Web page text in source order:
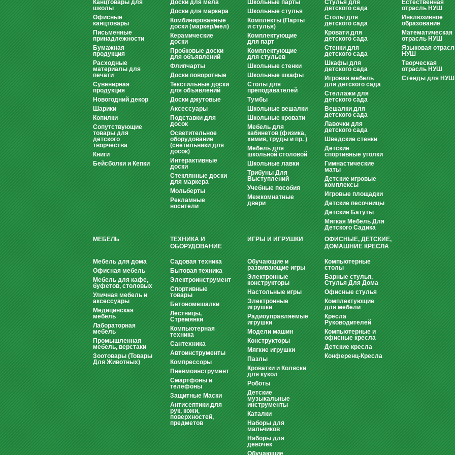
Канцтовары для
школы
Офисные
канцтовары
Письменные
принадлежности
Бумажная
продукция
Расходные
материалы для
печати
Сувенирная
продукция
Новогодний декор
Шарики
Копилки
Сопутствующие
товары для
детского
творчества
Книги
Бейсболки и Кепки
Доски для мела
Доски для маркера
Комбинированные
доски (маркер/мел)
Керамические
доски
Пробковые доски
для объявлений
Флипчарты
Доски поворотные
Текстильные доски
для объявлений
Доски джутовые
Аксессуары
Подставки для
досок
Осветительное
оборудование
(светильники для
досок)
Интерактивные
доски
Стеклянные доски
для маркера
Мольберты
Рекламные
носители
Школьные парты
Школьные стулья
Комплекты (Парты
и стулья)
Комплектующие
для парт
Комплектующие
для стульев
Школьные стенки
Школьные шкафы
Столы для
преподавателей
Тумбы
Школьные вешалки
Школьные кровати
Мебель для
кабинетов (физика,
химия, труды и пр. )
Мебель для
школьной столовой
Школьные лавки
Трибуны Для
Выступлений
Учебные пособия
Межкомнатные
двери
Стулья для
детского сада
Столы для
детского сада
Кровати для
детского сада
Стенки для
детского сада
Шкафы для
детского сада
Игровая мебель
для детского сада
Стеллажи для
детского сада
Вешалки для
детского сада
Лавочки для
детского сада
Шведские стенки
Детские
спортивные уголки
Гимнастические
маты
Детские игровые
комплексы
Игровые площадки
Детские песочницы
Детские Батуты
Мягкая Мебель Для
Детского Садика
Естественная
отрасль НУШ
Инклюзивное
образование
Математическая
отрасль НУШ
Языковая
НУШ
Творческая
отрасль НУШ
Стенды для НУШ
МЕБЕЛЬ
Мебель для дома
Офисная мебель
Мебель для кафе,
буфетов, столовых
Уличная мебель и
аксессуары
Медицинская
мебель
Лабораторная
мебель
Промышленная
мебель, верстаки
Зоотовары (Товары
Для Животных)
ТЕХНИКА И
ОБОРУДОВАНИЕ
Садовая техника
Бытовая техника
Электроинструмент
Спортивные
товары
Бетономешалки
Лестницы,
Стремянки
Компьютерная
техника
Сантехника
Автоинструменты
Компрессоры
Пневмоинструмент
Смартфоны и
телефоны
Защитные Маски
Антисептики для
рук, кожи,
поверхностей,
предметов
ИГРЫ И ИГРУШКИ
Обучающие и
развивающие игры
Электронные
конструкторы
Настольные игры
Электронные
игрушки
Радиоуправляемые
игрушки
Модели машин
Конструкторы
Мягкие игрушки
Пазлы
Кроватки и Коляски
для кукол
Роботы
Детские
музыкальные
инструменты
Каталки
Наборы для
мальчиков
Наборы для
девочек
Обучающие
ОФИСНЫЕ, ДЕТСКИЕ,
ДОМАШНИЕ КРЕСЛА
Компьютерные
столы
Барные стулья,
Стулья Для Дома
Офисные стулья
Комплектующие
для мебели
Кресла
Руководителей
Компьютерные и
офисные кресла
Детские кресла
Конференц-Кресла